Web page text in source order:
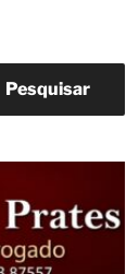
Pesquisar